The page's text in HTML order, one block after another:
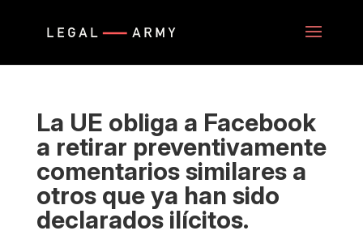
La UE obliga a Facebook
a retirar preventivamente
comentarios similares a
otros que ya han sido
declarados ilícitos.